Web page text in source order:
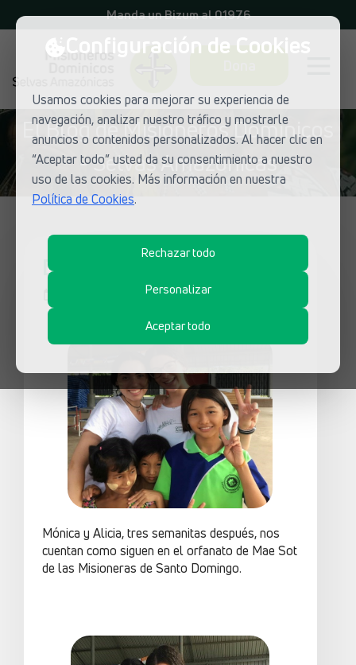
Configuración de Cookies
Usamos cookies para mejorar su experiencia de
navegación, analizar nuestro tráfico y mostrarle
anuncios o contenidos personalizados. Al hacer clic en
“Aceptar todo” usted da su consentimiento a nuestro
uso de las cookies. Más información en nuestra
Política de Cookies.
Rechazar todo
Personalizar
Aceptar todo
Manda un Bizum al 01976
El Blog de Misioneros Dominicos
- Selvas Amazónicas
Desde Tailandia
23 de julio de 2018
Mónica y Alicia, tres semanitas después, nos
cuentan como siguen en el orfanato de Mae Sot
de las Misioneras de Santo Domingo.